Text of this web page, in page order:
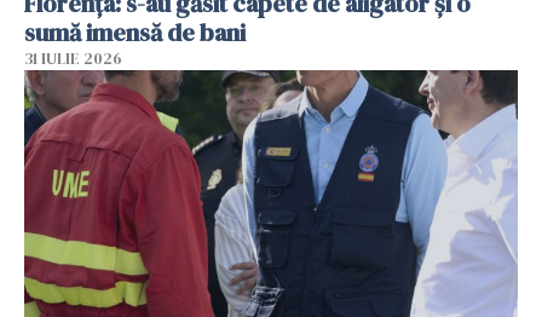
sumă imensă de bani
31 IULIE 2026